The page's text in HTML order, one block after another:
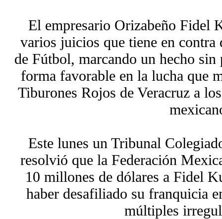
El empresario Orizabeño Fidel
varios juicios que tiene en contra
de Fútbol, marcando un hecho sin
forma favorable en la lucha que
Tiburones Rojos de Veracruz a
Este lunes un Tribunal
resolvió que la Federación
10 millones de dólares a Fidel
haber desafiliado su franquicia
múltiples